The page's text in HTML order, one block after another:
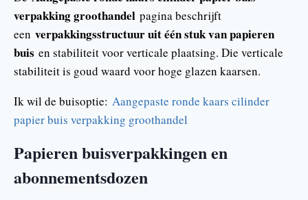
verpakking groothandel pagina beschrijft
een verpakkingsstructuur uit één stuk van papieren
buis en stabiliteit voor verticale plaatsing. Die verticale
stabiliteit is goud waard voor hoge glazen kaarsen.
Ik wil de buisoptie: Aangepaste ronde kaars cilinder
papier buis verpakking groothandel
Papieren buisverpakkingen en
abonnementsdozen